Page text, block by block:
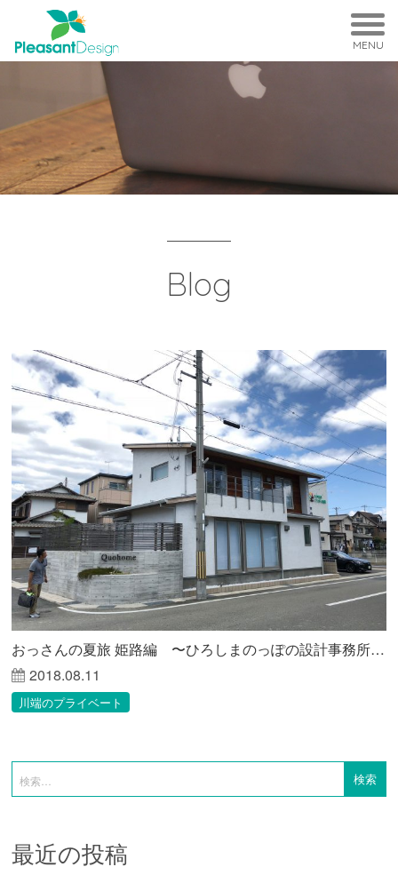
MENU
Blog
おっさんの夏旅 姫路編 〜ひろしまのっぽの設計事務所が見る未来〜
2018.08.11
川端のプライベート
最近の投稿